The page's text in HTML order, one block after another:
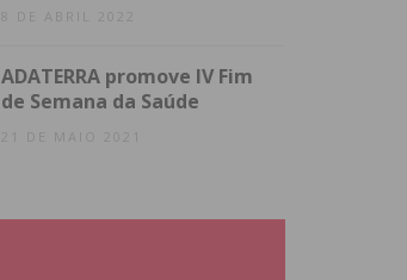
8 DE ABRIL 2022
ADATERRA promove IV Fim
de Semana da Saúde
21 DE MAIO 2021